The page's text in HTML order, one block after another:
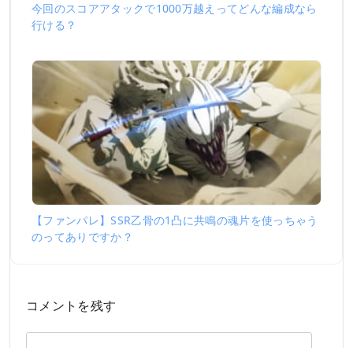
今回のスコアアタックで1000万越えってどんな編成なら
行ける？
【ファンパレ】SSR乙骨の1凸に共鳴の魂片を使っちゃう
のってありですか？
コメントを残す